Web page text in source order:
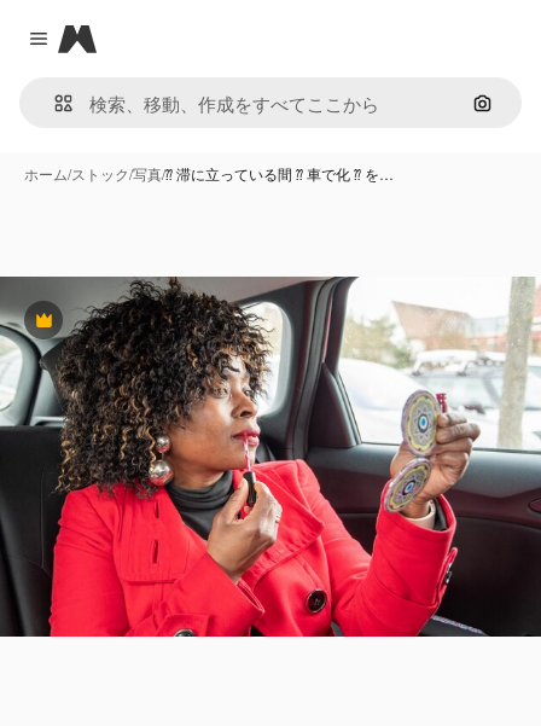
Close menu
Magnific
画像で
ホーム/ストック/写真/⁇ 滞に立っている間 ⁇ 車で化 ⁇ を…
Premium